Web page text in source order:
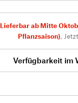
Lieferbar ab Mitte
Pflanzsaison),
Verfügbarkeit im